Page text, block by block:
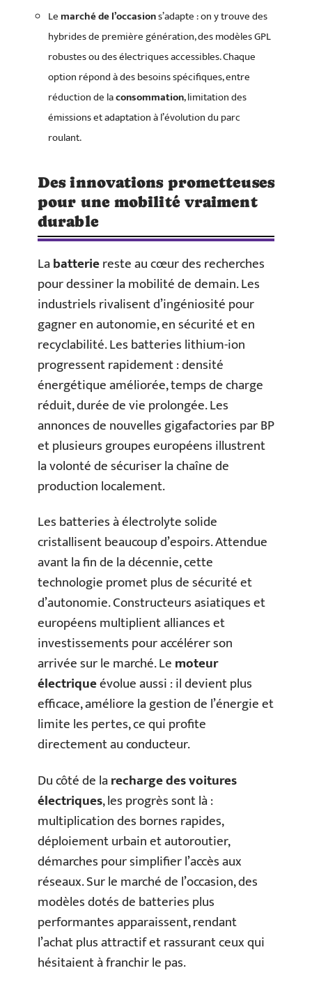
Le marché de l’occasions’adapte : on y trouve des
hybrides de première génération, des modèles GPL
robustes ou des électriques accessibles. Chaque
option répond à des besoins spécifiques, entre
réduction de laconsommation, limitation des
émissions et adaptation à l’évolution du parc
roulant.
Des innovations prometteuses
pour une mobilité vraiment
durable
Labatteriereste au cœur des recherches
pour dessiner la mobilité de demain. Les
industriels rivalisent d’ingéniosité pour
gagner en autonomie, en sécurité et en
recyclabilité. Les batteries lithium-ion
progressent rapidement : densité
énergétique améliorée, temps de charge
réduit, durée de vie prolongée. Les
annonces de nouvelles gigafactories par BP
et plusieurs groupes européens illustrent
la volonté de sécuriser la chaîne de
production localement.
Les batteries à électrolyte solide
cristallisent beaucoup d’espoirs. Attendue
avant la fin de la décennie, cette
technologie promet plus de sécurité et
d’autonomie. Constructeurs asiatiques et
européens multiplient alliances et
investissements pour accélérer son
arrivée sur le marché. Lemoteur
électriqueévolue aussi : il devient plus
efficace, améliore la gestion de l’énergie et
limite les pertes, ce qui profite
directement au conducteur.
Du côté de larecharge des voitures
électriques, les progrès sont là :
multiplication des bornes rapides,
déploiement urbain et autoroutier,
démarches pour simplifier l’accès aux
réseaux. Sur le marché de l’occasion, des
modèles dotés de batteries plus
performantes apparaissent, rendant
l’achat plus attractif et rassurant ceux qui
hésitaient à franchir le pas.